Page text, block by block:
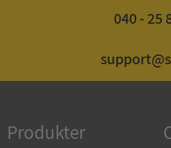
040 - 25
Produkter
Strikt nödvändigt
användas ordentligt utan